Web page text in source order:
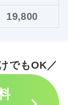
19,800
でもOK／